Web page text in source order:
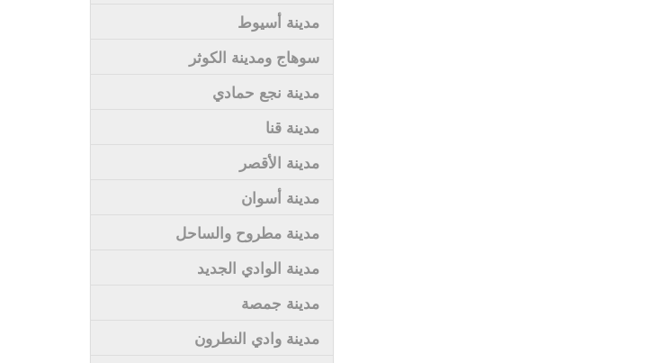
مدينة أسيوط
سوهاج ومدينة الكوثر
مدينة نجع حمادي
مدينة قنا
مدينة الأقصر
مدينة أسوان
مدينة مطروح والساحل
مدينة الوادي الجديد
مدينة جمصة
مدينة وادي النطرون